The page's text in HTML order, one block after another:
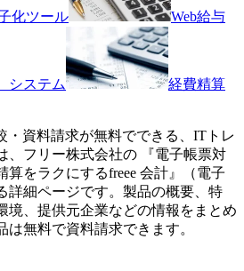
化ツール Web給与
システム
経費精算
・資料請求が無料でできる、ITトレ
フリー株式会社の 『電子帳票対
算をラクにするfreee 会計 』（電子
詳細ページです。製品の概要、特
境、提供元企業などの情報をまとめ
無料で資料請求できます。